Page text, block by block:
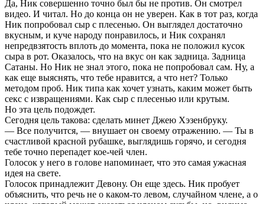
Да, Ник совершенно точно был бы не против. Он смотрел
видео. И читал. Но до конца он не уверен. Как в тот раз, когда
Ник попробовал сыр с плесенью. Он выглядел достаточно
вкусным, и куче народу понравилось, и Ник сохранял
непредвзятость вплоть до момента, пока не положил кусок
сыра в рот. Оказалось, что на вкус он как задница. Задница
Сатаны. Но Ник не знал этого, пока не попробовал сам. Ну, а
как еще выяснять, что тебе нравится, а что нет? Только
методом проб. Ник типа как хочет узнать, каким может быть
секс с извращениями. Как сыр с плесенью или крутым.
Но эта цель подождет.
Сегодня цель такова: сделать минет Джею Хэзенбруку.
— Все получится, — внушает он своему отражению. — Ты в
счастливой красной рубашке, выглядишь горячо, и сегодня
тебе точно перепадет кое-чей член.
Голосок у него в голове напоминает, что это самая ужасная
идея на свете.
Голосок принадлежит Девону. Он еще здесь. Ник пробует
объяснить, что речь не о каком-то левом, случайном члене, а о